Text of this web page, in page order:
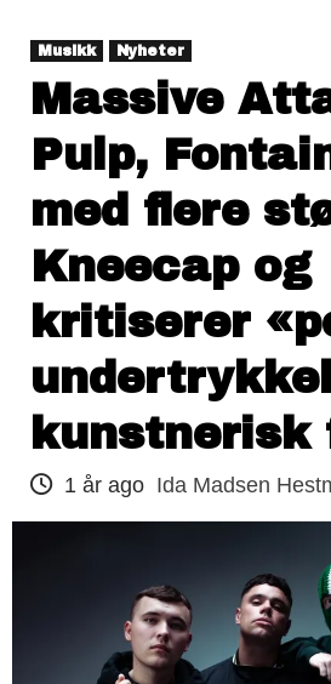
Musikk Nyheter
Massive
Pulp,
med flere
Kneecap og
kritiserer
kunstnerisk
1 år ago Ida Madsen